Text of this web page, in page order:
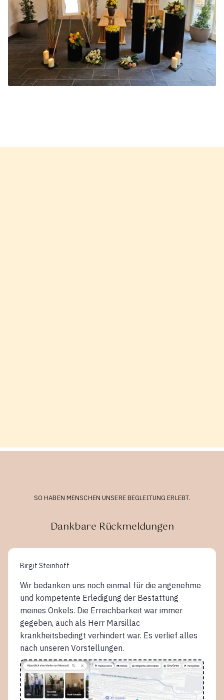
SO HABEN MENSCHEN UNSERE BEGLEITUNG ERLEBT.
Dankbare Rückmeldungen
Birgit Steinhoff
Wir bedanken uns noch einmal für die angenehme
und kompetente Erledigung der Bestattung
meines Onkels. Die Erreichbarkeit war immer
gegeben, auch als Herr Marsillac
krankheitsbedingt verhindert war. Es verlief alles
nach unseren Vorstellungen.